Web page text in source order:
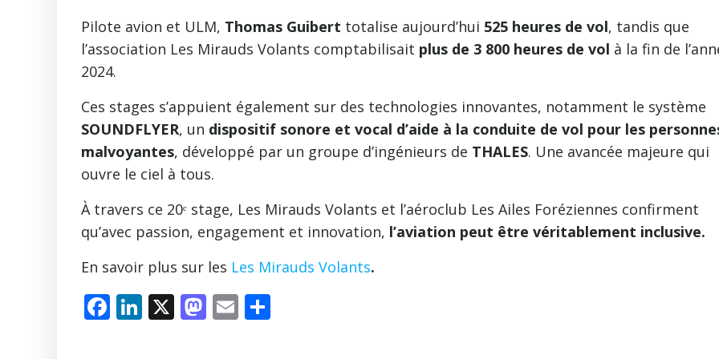
Pilote avion et ULM, Thomas Guibert totalise aujourd’hui 525 heures de vol, tandis que
l’association Les Mirauds Volants comptabilisait plus de 3 800 heures de vol à la fin de
2024.
Ces stages s’appuient également sur des technologies innovantes, notamment le système
SOUNDFLYER, un dispositif sonore et vocal d’aide à la conduite de vol pour les
malvoyantes, développé par un groupe d’ingénieurs de THALES. Une avancée majeure qui
ouvre le ciel à tous.
À travers ce 20ᵉ stage, Les Mirauds Volants et l’aéroclub Les Ailes Foréziennes confirment
qu’avec passion, engagement et innovation, l’aviation peut être véritablement inclusive.
En savoir plus sur les Les Mirauds Volants.
Facebook
LinkedIn
X Mastodon
Email